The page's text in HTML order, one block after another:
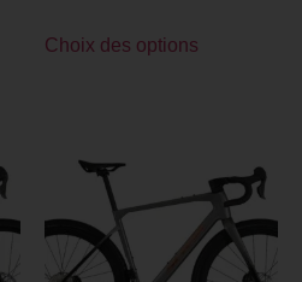
Choix des options